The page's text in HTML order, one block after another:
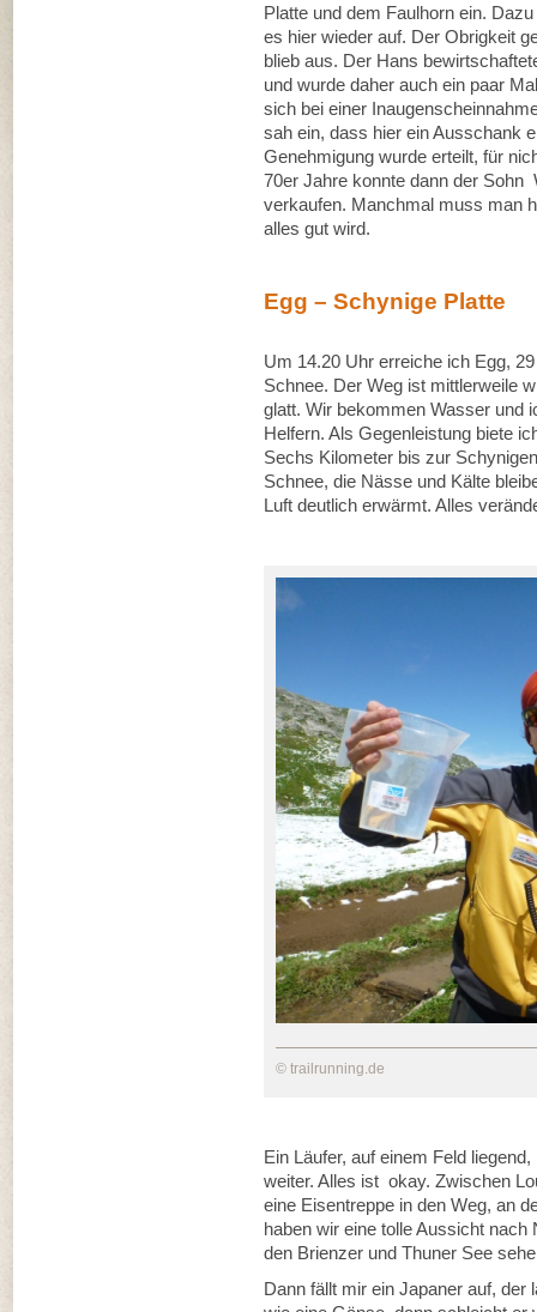
Platte und dem Faulhorn ein.
es hier wieder auf. Der Obrigkeit
blieb aus. Der Hans
und wurde daher auch ein paar
sich bei einer
sah ein, dass hier ein Ausschank
Genehmigung wurde erteilt, für
70er Jahre konnte dann der Sohn
verkaufen. Manchmal muss man
alles gut wird.
Egg – Schynige Platte
Um 14.20 Uhr erreiche ich Egg,
Schnee. Der Weg ist mittlerweile
glatt. Wir bekommen Wasser und
Helfern. Als Gegenleistung biete
Sechs Kilometer bis zur
Schnee, die Nässe und Kälte
Luft deutlich erwärmt. Alles
© trailrunning.de
Ein Läufer, auf einem Feld
weiter. Alles ist okay. Zwischen
eine Eisentreppe in den Weg, an
haben wir eine tolle Aussicht
den Brienzer und Thuner See
Dann fällt mir ein Japaner auf, der